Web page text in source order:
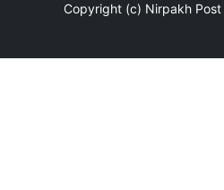
Copyright (c) Nirpakh Post